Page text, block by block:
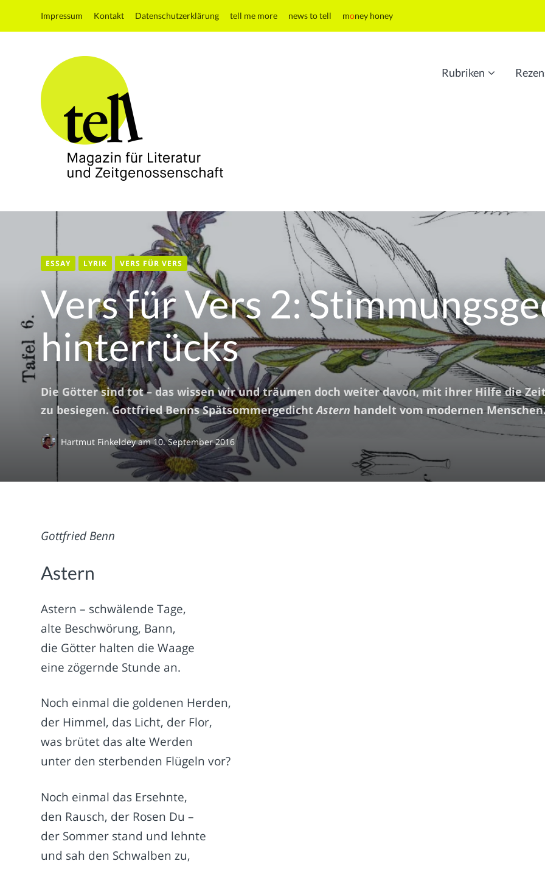
Impressum Kontakt Datenschutzerklärung tell me more news to tell money honey
und
Zeitgenossenschaft
Rubriken
ESSAY LYRIK VERS FÜR VERS
Vers für Vers 2:
hinterrücks
Die Götter sind tot – das wissen wir und träumen doch weiter davon, mit ihrer Hilfe die
zu besiegen. Gottfried Benns SpätsommergedichtAstern handelt vom modernen
Hartmut Finkeldeyam 10. September 2016
Gottfried Benn
Astern
Astern – schwälende Tage,
alte Beschwörung, Bann,
die Götter halten die Waage
eine zögernde Stunde an.
Noch einmal die goldenen Herden,
der Himmel, das Licht, der Flor,
was brütet das alte Werden
unter den sterbenden Flügeln vor?
Noch einmal das Ersehnte,
den Rausch, der Rosen Du –
der Sommer stand und lehnte
und sah den Schwalben zu,